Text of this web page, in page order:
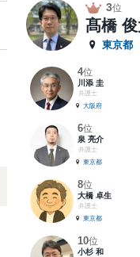
3位
髙橋
東京都
4位
川添 圭
弁護士
大阪府
6位
泉 亮介
弁護士
東京都
8位
大橋 卓生
弁護士
東京都
10位
小杉 和